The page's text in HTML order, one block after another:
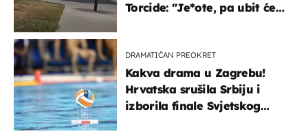
Torcide: "Je*ote, pa ubit će
DRAMATIČAN PREOKRET
Kakva drama u Zagrebu!
Hrvatska srušila Srbiju i
izborila finale Svjetskog